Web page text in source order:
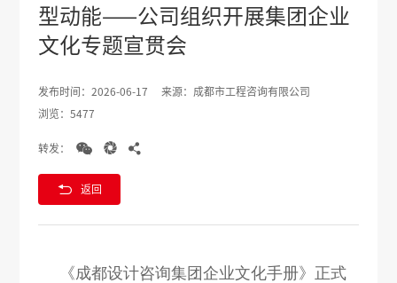
型动能——公司组织开展集团企业
文化专题宣贯会
发布时间：2026-06-17 来源：成都市工程咨询有限公司
浏览：5477
转发：   
 返回
《成都设计咨询集团企业文化手册》正式